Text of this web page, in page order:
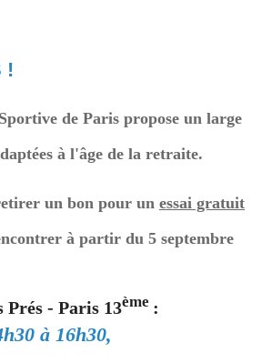
!
de Paris propose un large
à l'âge de la retraite.
un bon pour un essai gratuit
à partir du 5 septembre
Prés - Paris 13ème :
à 16h30,